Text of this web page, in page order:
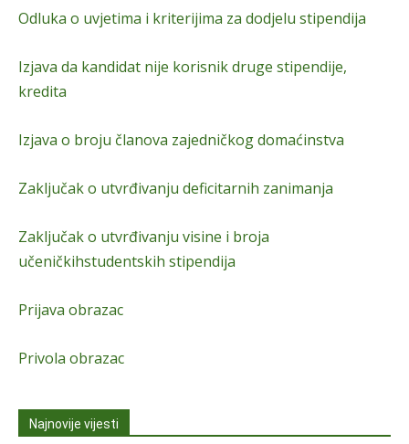
Odluka o uvjetima i kriterijima za dodjelu stipendija
Izjava da kandidat nije korisnik druge stipendije,
kredita
Izjava o broju članova zajedničkog domaćinstva
Zaključak o utvrđivanju deficitarnih zanimanja
Zaključak o utvrđivanju visine i broja
učeničkihstudentskih stipendija
Prijava obrazac
Privola obrazac
Najnovije vijesti